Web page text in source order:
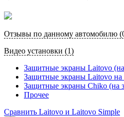
Отзывы по данному автомобилю
Видео установки (1)
Защитные экраны Laitovo
Защитные экраны Laitovo на
Защитные экраны Chiko (на
Прочее
Сравнить Laitovo и Laitovo Simple